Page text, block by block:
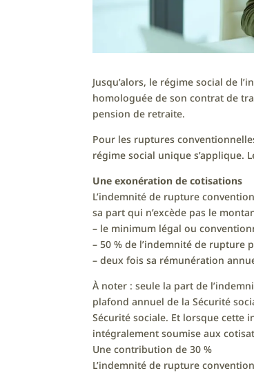
Jusqu’alors, le régime social de
homologuée de son contrat de
pension de retraite.
Pour les ruptures
régime social unique s’applique.
Une exonération de cotisations
L’indemnité de rupture
sa part qui n’excède pas le
– le minimum légal ou
– 50 % de l’indemnité de rupture
– deux fois sa rémunération
À noter : seule la part de
plafond annuel de la Sécurité
Sécurité sociale. Et lorsque cette
intégralement soumise aux
Une contribution de 30 %
L’indemnité de rupture